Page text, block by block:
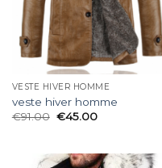
VESTE HIVER HOMME
veste hiver homme
€91.00 €45.00